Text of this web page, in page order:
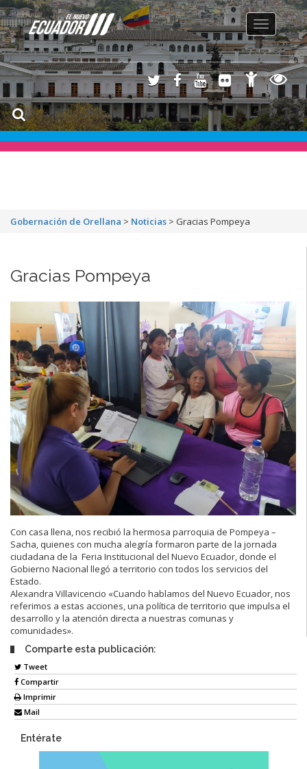
Toggle
navigation
Gobernación de Orellana > Noticias > Gracias Pompeya
Gracias Pompeya
Con casa llena, nos recibió la hermosa parroquia de Pompeya –
Sacha, quienes con mucha alegría formaron parte de la jornada
ciudadana de la Feria Institucional del Nuevo Ecuador, donde el
Gobierno Nacional llegó a territorio con todos los servicios del
Estado.
Alexandra Villavicencio «Cuando hablamos del Nuevo Ecuador, nos
referimos a estas acciones, una política de territorio que impulsa el
desarrollo y la atención directa a nuestras comunas y
comunidades».
Comparte esta publicación:
Tweet
Compartir
Imprimir
Mail
Entérate